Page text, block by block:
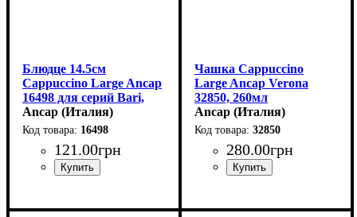
Блюдце 14.5см
Сappuccino Large Ancap
16498 для серий Bari,
Torino, Verona, Palermo
Ancap (Италия)
16498
121.00грн
Чашка Сappuccino
Large Ancap Verona
32850, 260мл
Ancap (Италия)
32850
280.00грн